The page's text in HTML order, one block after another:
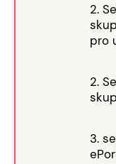
2.
pro
2.
3.